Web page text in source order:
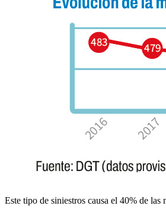
Este tipo de siniestros causa el 40% de las